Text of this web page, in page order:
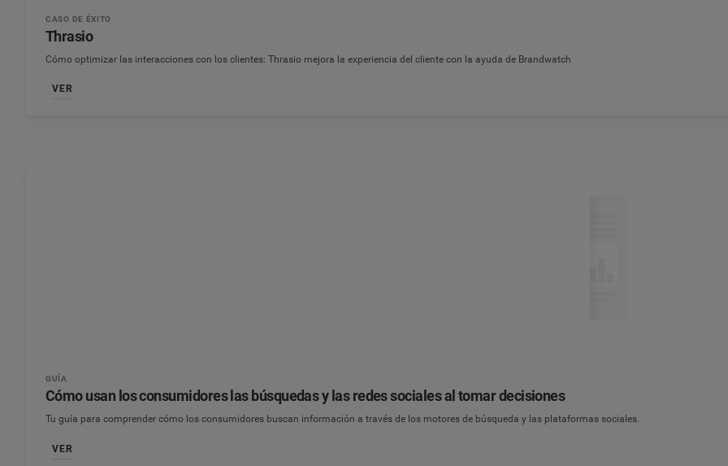
CASO DE ÉXITO
Thrasio
Cómo optimizar las interacciones con los clientes: Thrasio mejora la experiencia del cliente con la ayuda de Brandwatch
VER
GUÍA
Cómo usan los consumidores las búsquedas y las redes sociales al tomar decisiones
Tu guía para comprender cómo los consumidores buscan información a través de los motores de búsqueda y las plataformas sociales.
VER